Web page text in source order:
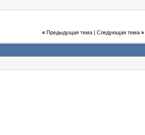
« Предыдущая тема| Следующая тема »